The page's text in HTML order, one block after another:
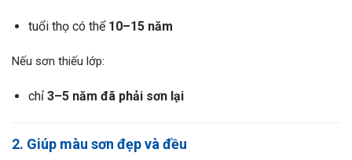
tuổi thọ có thể 10–15 năm
Nếu sơn thiếu lớp:
chỉ 3–5 năm đã phải sơn lại
2. Giúp màu sơn đẹp và đều